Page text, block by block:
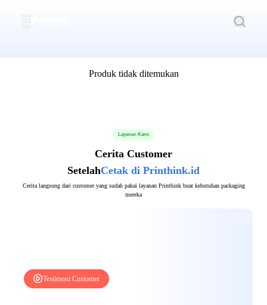
Produk tidak ditemukan
Layanan Kami
Cerita Customer
SetelahCetak di Printhink.id
Cerita langsung dari customer yang sudah pakai layanan Printhink buat kebutuhan packaging
mereka
Testimoni Customer